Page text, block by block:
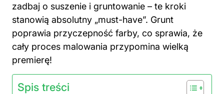
zadbaj o suszenie i gruntowanie – te kroki
stanowią absolutny „must-have”. Grunt
poprawia przyczepność farby, co sprawia, że
cały proces malowania przypomina wielką
premierę!
Spis treści